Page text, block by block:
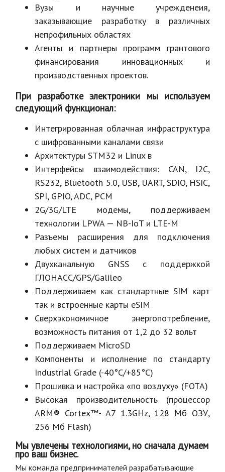
Вузы и научные учрежденеия,
заказывающие разработку в различных
непрофильных областях
Агенты и партнеры программ грантового
финансирования инновационных и
производственных проектов.
При разработке электроники мы используем
следующий функционал:
Интегрированная облачная инфраструктура
с шифрованными каналами связи
Архитектуры STM32 и Linux в
Интерфейсы взаимодействия: CAN, I2C,
RS232, Bluetooth 5.0, USB, UART, SDIO, HSIC,
SPI, GPIO, ADC, PCM
2G/3G/LTE модемы, поддерживаем
технологии LPWA — NB-IoT и LTE-M
Разъемы расширения для подключения
любых систем и датчиков
Двухканальную GNSS с поддержкой
ГЛОНАСС/GPS/Galileo
Поддерживаем как стандартные SIM карт
так и встроенные карты eSIM
Сверхэкономичное энергопотребление,
возможность питания от 1,2 до 32 вольт
Поддерживаем MicroSD
Компоненты и исполнение по стандарту
Industrial Grade (-40°C/+85°C)
Прошивка и настройка «по воздуху» (FOTA)
Высокая производительность (процессор
ARM® Cortex™- A7 1.3GHz, 128 Мб ОЗУ,
256 Мб Flash)
Мы увлечены технологиями, но сначала думаем
про ваш бизнес.
Мы команда предпринимателей разрабатывающие